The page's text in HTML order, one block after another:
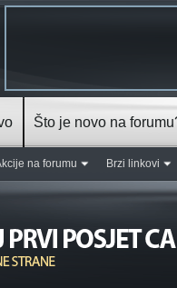
na forumu Brzi linkovi
Što je novo na